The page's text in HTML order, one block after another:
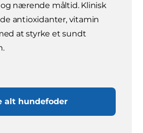
nærende måltid. Klinisk
antioxidanter, vitamin
at styrke et sundt
alt hundefoder